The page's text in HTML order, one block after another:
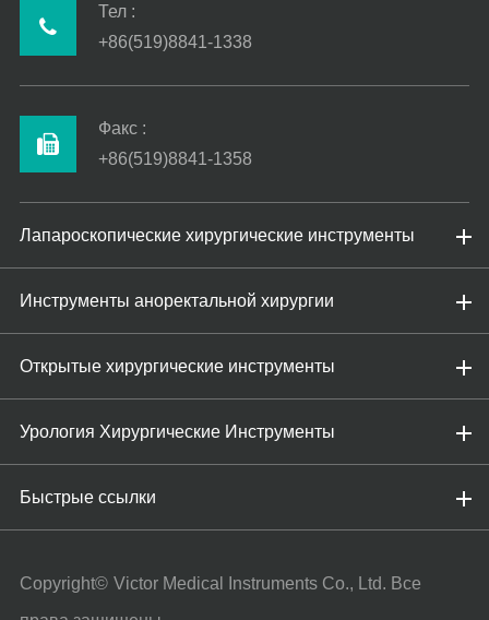
Тел :
+86(519)8841-1338
Факс :
+86(519)8841-1358
Лапароскопические хирургические инструменты
Инструменты аноректальной хирургии
Открытые хирургические инструменты
Урология Хирургические Инструменты
Быстрые ссылки
Copyright© Victor Medical Instruments Co., Ltd. Все